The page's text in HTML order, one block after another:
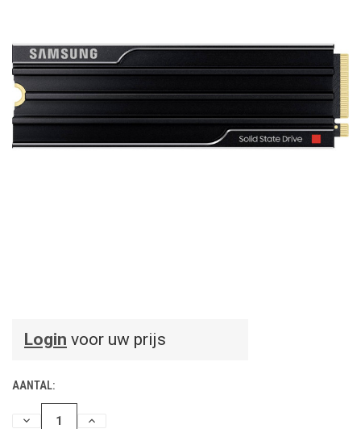
Login voor uw prijs
AANTAL:
HOEVEELHEIDHOEVEELHEID